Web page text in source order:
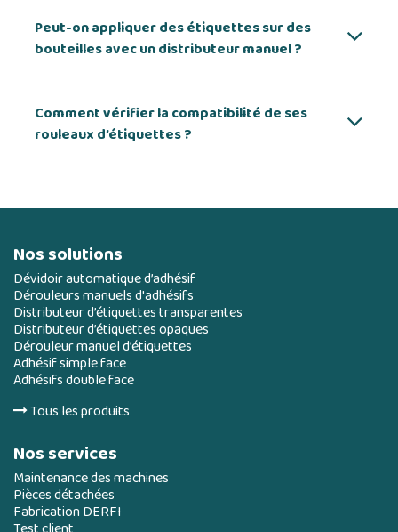
Peut-on appliquer des étiquettes sur des
bouteilles avec un distributeur manuel ?
Comment vérifier la compatibilité de ses
rouleaux d’étiquettes ?
Nos solutions
Dévidoir automatique d’adhésif
Dérouleurs manuels d'adhésifs
Distributeur d’étiquettes transparentes
Distributeur d’étiquettes opaques
Dérouleur manuel d’étiquettes
Adhésif simple face
Adhésifs double face
Tous les produits
Nos services
Maintenance des machines
Pièces détachées
Fabrication DERFI